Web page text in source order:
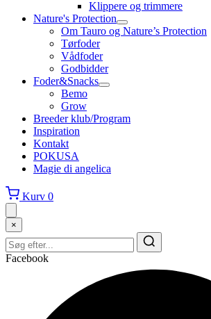
Klippere og trimmere
Nature's Protection
Om Tauro og Nature’s Protection
Tørfoder
Vådfoder
Godbidder
Foder&Snacks
Bemo
Grow
Breeder klub/Program
Inspiration
Kontakt
POKUSA
Magie di angelica
Kurv 0
×
Facebook